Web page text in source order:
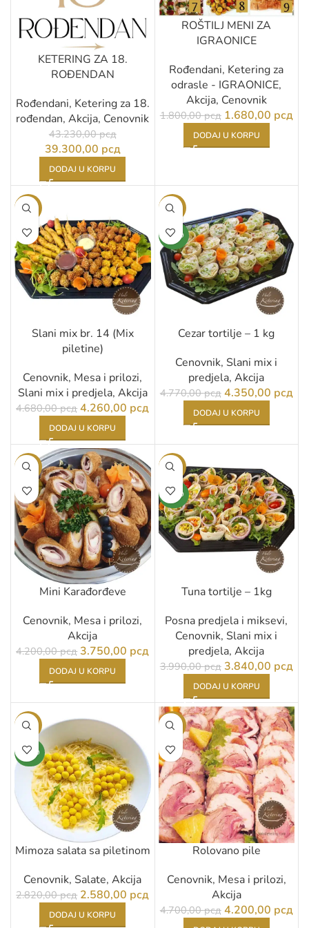
KETERING ZA 18.
ROĐENDAN
Rođendani, Ketering za 18.
rođendan,Akcija, Cenovnik
43.230,00рсд
39.300,00 рсд
DODAJ U KORPU
ROŠTILJ MENI ZA
IGRAONICE
Rođendani, Ketering za
odrasle - IGRAONICE,
Akcija, Cenovnik
1.800,00рсд 1.680,00 рсд
DODAJ U KORPU
-9%
Slani mix br. 14 (Mix
piletine)
Cenovnik, Mesa i prilozi,
Slani mix i predjela, Akcija
4.680,00рсд 4.260,00 рсд
DODAJ U KORPU
-9%
NOVO
Cezar tortilje – 1 kg
Cenovnik, Slani mix i
predjela,Akcija
4.770,00рсд 4.350,00 рсд
DODAJ U KORPU
-11%
Mini Karađorđeve
Cenovnik, Mesa i prilozi,
Akcija
4.200,00рсд 3.750,00 рсд
DODAJ U KORPU
-4%
NOVO
Tuna tortilje – 1kg
Posna predjela i miksevi,
Cenovnik, Slani mix i
predjela,Akcija
3.990,00рсд 3.840,00 рсд
DODAJ U KORPU
-9%
NOVO
Mimoza salata sa piletinom
Cenovnik, Salate,Akcija
2.820,00рсд 2.580,00 рсд
DODAJ U KORPU
-11%
Rolovano pile
Cenovnik, Mesa i prilozi,
Akcija
4.700,00рсд 4.200,00 рсд